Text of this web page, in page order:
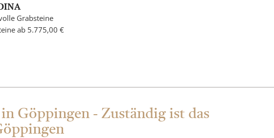
Grabsteine
ab 5.775,00 €
Göppingen - Zuständig ist das